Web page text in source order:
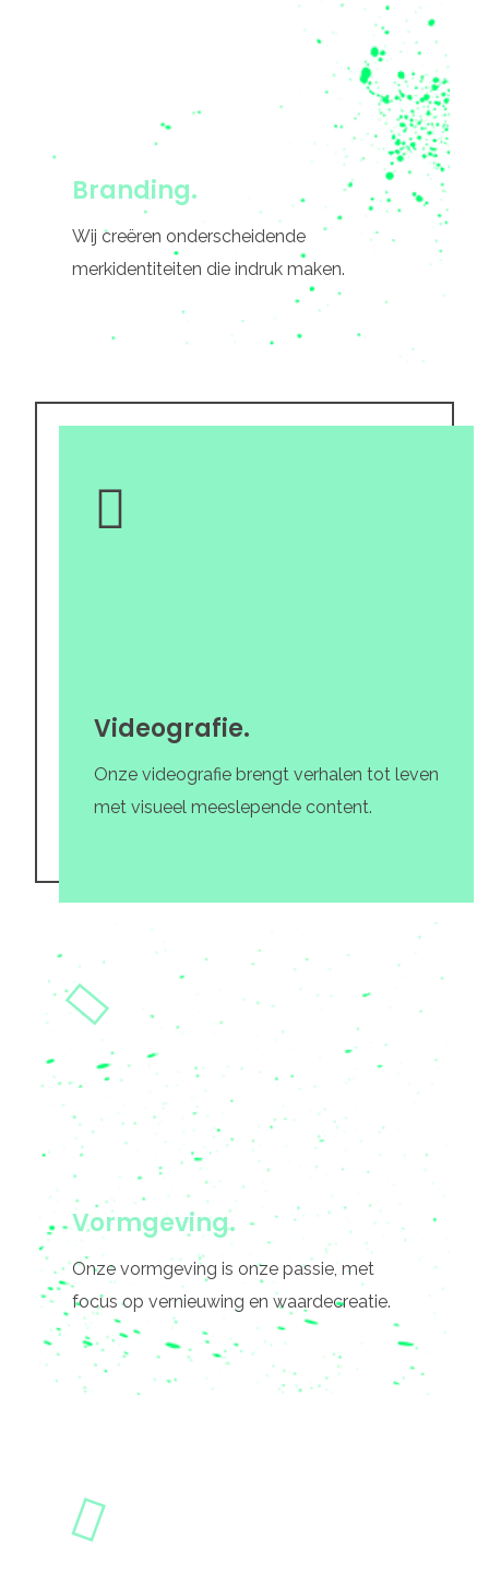
Branding.
Wij creëren onderscheidende
merkidentiteiten die indruk maken.
Videografie.
Onze videografie brengt verhalen tot leven
met visueel meeslepende content.
Vormgeving.
Onze vormgeving is onze passie, met
focus op vernieuwing en waardecreatie.